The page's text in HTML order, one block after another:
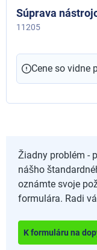
Súprava
11205
Cene so vidne
Žiadny problém -
nášho
oznámte svoje
formulára. Radi
K formuláru na